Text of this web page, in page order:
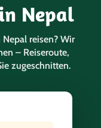
Nepal
reisen? Wir
– Reiseroute,
zugeschnitten.